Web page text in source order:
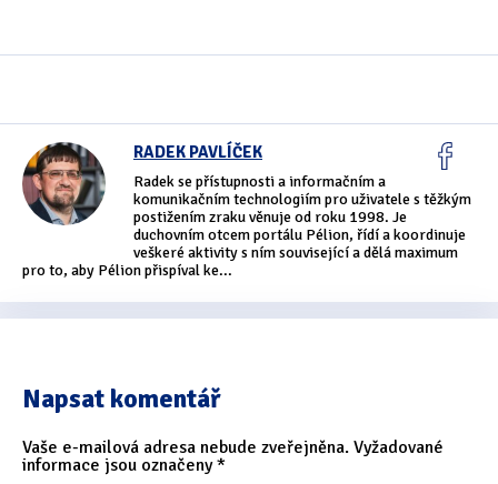
Pracuji sluchem(565)
Pracuji sluchem a hmatem(567)
Pracuji zrakem(456)
Pracuji zrakem a sluchem
Běžný software(284)
RADEK PAVLÍČEK
Radek se přístupnosti a informačním a
komunikačním technologiím pro uživatele s těžkým
postižením zraku věnuje od roku 1998. Je
duchovním otcem portálu Pélion, řídí a koordinuje
veškeré aktivity s ním související a dělá maximum
pro to, aby Pélion přispíval ke...
Napsat komentář
Vaše e-mailová adresa nebude zveřejněna. Vyžadované
informace jsou označeny*